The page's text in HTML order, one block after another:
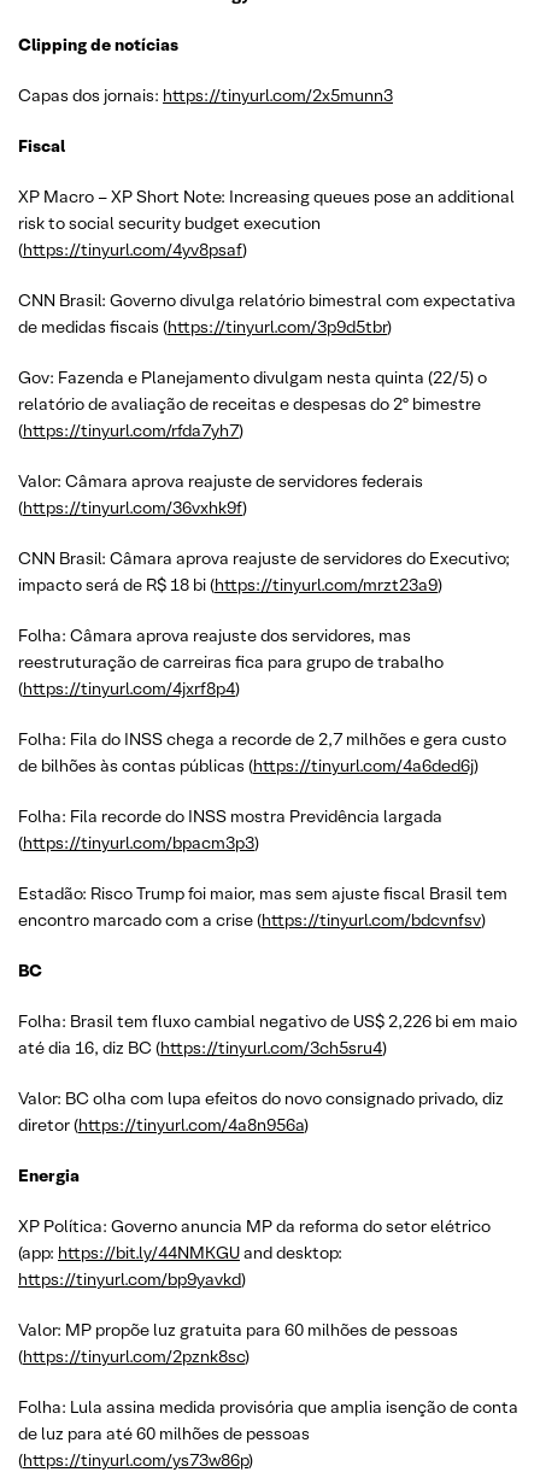
Clipping de notícias
Capas dos jornais: https://tinyurl.com/2x5munn3
Fiscal
XP Macro – XP Short Note: Increasing queues pose an additional
risk to social security budget execution
(https://tinyurl.com/4yv8psaf)
CNN Brasil: Governo divulga relatório bimestral com expectativa
de medidas fiscais (https://tinyurl.com/3p9d5tbr)
Gov: Fazenda e Planejamento divulgam nesta quinta (22/5) o
relatório de avaliação de receitas e despesas do 2º bimestre
(https://tinyurl.com/rfda7yh7)
Valor: Câmara aprova reajuste de servidores federais
(https://tinyurl.com/36vxhk9f)
CNN Brasil: Câmara aprova reajuste de servidores do Executivo;
impacto será de R$ 18 bi (https://tinyurl.com/mrzt23a9)
Folha: Câmara aprova reajuste dos servidores, mas
reestruturação de carreiras fica para grupo de trabalho
(https://tinyurl.com/4jxrf8p4)
Folha: Fila do INSS chega a recorde de 2,7 milhões e gera custo
de bilhões às contas públicas (https://tinyurl.com/4a6ded6j)
Folha: Fila recorde do INSS mostra Previdência largada
(https://tinyurl.com/bpacm3p3)
Estadão: Risco Trump foi maior, mas sem ajuste fiscal Brasil tem
encontro marcado com a crise (https://tinyurl.com/bdcvnfsv)
BC
Folha: Brasil tem fluxo cambial negativo de US$ 2,226 bi em maio
até dia 16, diz BC (https://tinyurl.com/3ch5sru4)
Valor: BC olha com lupa efeitos do novo consignado privado, diz
diretor (https://tinyurl.com/4a8n956a)
Energia
XP Política: Governo anuncia MP da reforma do setor elétrico
(app: https://bit.ly/44NMKGUand desktop:
https://tinyurl.com/bp9yavkd)
Valor: MP propõe luz gratuita para 60 milhões de pessoas
(https://tinyurl.com/2pznk8sc)
Folha: Lula assina medida provisória que amplia isenção de conta
de luz para até 60 milhões de pessoas
(https://tinyurl.com/ys73w86p)